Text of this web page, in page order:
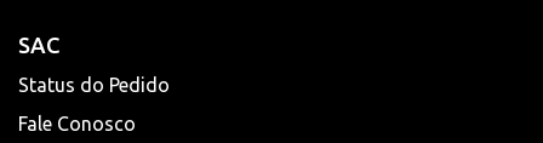
SAC
Status do Pedido
Fale Conosco